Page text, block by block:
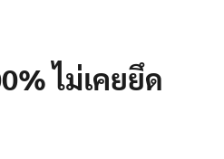
ไม่เคยยึด